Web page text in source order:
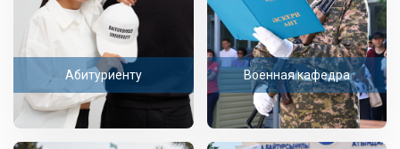
Абитуриенту Военная кафедра